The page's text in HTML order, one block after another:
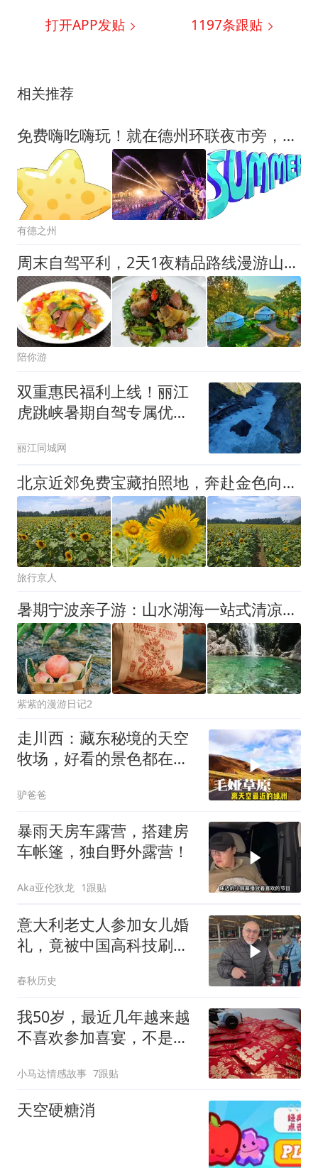
打开APP发贴 1197条跟贴
相关推荐
免费嗨吃嗨玩！就在德州环联夜市旁，傣迪泼水电音节即将来袭，门票速来免费领！
有德之州
周末自驾平利，2天1夜精品路线漫游山水茶乡！
陪你游
双重惠民福利上线！丽江
虎跳峡暑期自驾专属优惠
丽江同城网
北京近郊免费宝藏拍照地，奔赴金色向日葵花海，赶快冲
旅行京人
暑期宁波亲子游：山水湖海一站式清凉遛娃指南+FAQ
紫紫的漫游日记2
走川西：藏东秘境的天空
牧场，好看的景色都在周
驴爸爸
暴雨天房车露营，搭建房
车帐篷，独自野外露营！
Aka亚伦狄龙 1跟贴
意大利老丈人参加女儿婚
礼，竟被中国高科技刷新
中国
春秋历史
我50岁，最近几年越来越
不喜欢参加喜宴，不是变
算账
小马达情感故事 7跟贴
天空硬糖消